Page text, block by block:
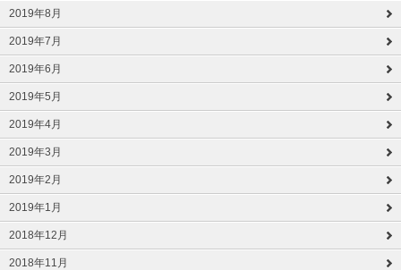
2019年8月
2019年7月
2019年6月
2019年5月
2019年4月
2019年3月
2019年2月
2019年1月
2018年12月
2018年11月